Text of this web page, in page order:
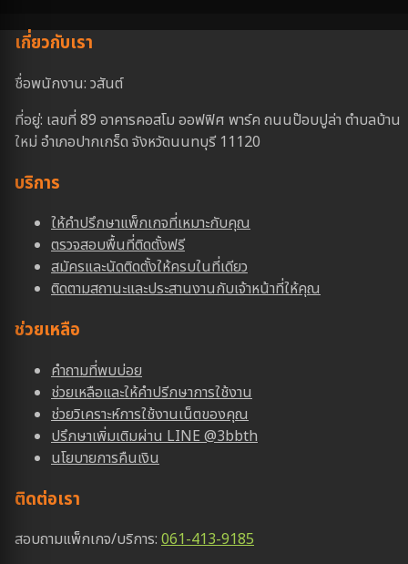
เกี่ยวกับเรา
ชื่อพนักงาน: วสันต์
ที่อยู่: เลขที่ 89 อาคารคอสโม ออฟฟิศ พาร์ค ถนนป๊อบปูล่า ตำบลบ้าน
ใหม่ อำเภอปากเกร็ด จังหวัดนนทบุรี 11120
บริการ
ให้คำปรึกษาแพ็กเกจที่เหมาะกับคุณ
ตรวจสอบพื้นที่ติดตั้งฟรี
สมัครและนัดติดตั้งให้ครบในที่เดียว
ติดตามสถานะและประสานงานกับเจ้าหน้าที่ให้คุณ
ช่วยเหลือ
คำถามที่พบบ่อย
ช่วยเหลือและให้คำปรีกษาการใช้งาน
ช่วยวิเคราะห์การใช้งานเน็ตของคุณ
ปรึกษาเพิ่มเติมผ่าน LINE @3bbth
นโยบายการคืนเงิน
ติดต่อเรา
สอบถามแพ็กเกจ/บริการ: 061-413-9185